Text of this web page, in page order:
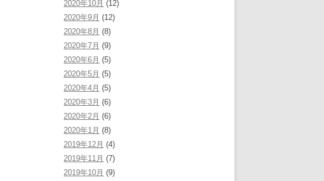
2020年10月 (12)
2020年9月 (12)
2020年8月 (8)
2020年7月 (9)
2020年6月 (5)
2020年5月 (5)
2020年4月 (5)
2020年3月 (6)
2020年2月 (6)
2020年1月 (8)
2019年12月 (4)
2019年11月 (7)
2019年10月 (9)